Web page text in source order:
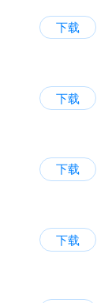
下载
下载
下载
下载